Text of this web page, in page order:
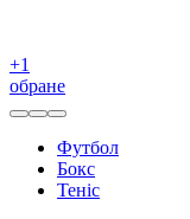
+1
обране
Футбол
Бокс
Теніс